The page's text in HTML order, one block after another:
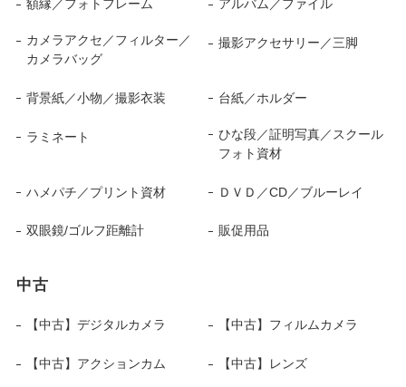
額縁／フォトフレーム アルバム／ファイル
カメラアクセ／フィルター／
カメラバッグ
撮影アクセサリー／三脚
背景紙／小物／撮影衣装 台紙／ホルダー
ラミネート
ひな段／証明写真／スクール
フォト資材
ハメパチ／プリント資材 ＤＶＤ／CD／ブルーレイ
双眼鏡/ゴルフ距離計 販促用品
中古
【中古】デジタルカメラ 【中古】フィルムカメラ
【中古】アクションカム 【中古】レンズ